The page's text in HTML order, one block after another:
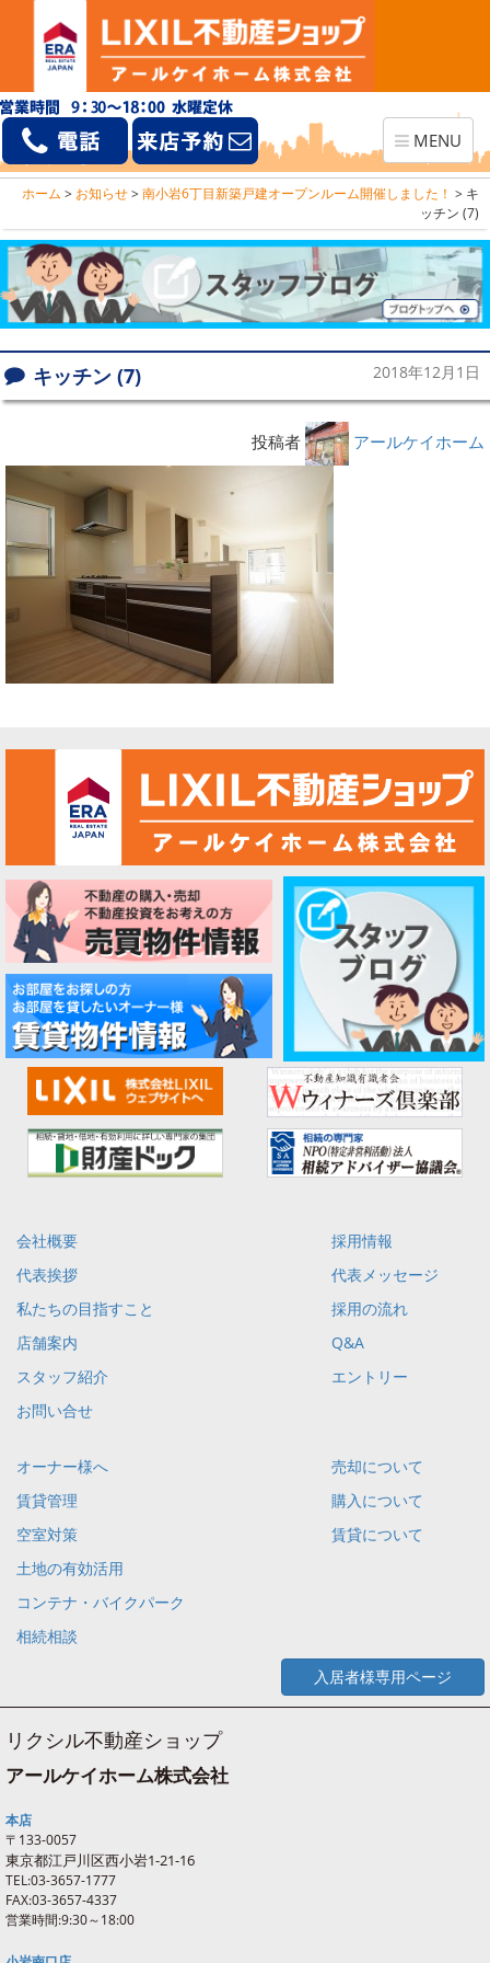
Toggle
navigation
MENU
ホーム > お知らせ>南小岩6丁目新築戸建オープンルーム開催しました！ > キ
ッチン (7)
キッチン (7) 2018年12月1日
投稿者 アールケイホーム
会社概要
代表挨拶
私たちの目指すこと
店舗案内
スタッフ紹介
お問い合せ
採用情報
代表メッセージ
採用の流れ
Q&A
エントリー
オーナー様へ
賃貸管理
空室対策
土地の有効活用
コンテナ・バイクパーク
相続相談
売却について
購入について
賃貸について
入居者様専用ページ
リクシル不動産ショップ
アールケイホーム株式会社
本店
〒133-0057
東京都江戸川区西小岩1-21-16
TEL:03-3657-1777
FAX:03-3657-4337
営業時間:9:30～18:00